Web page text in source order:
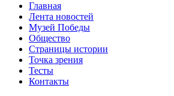
Главная
Лента новостей
Музей Победы
Общество
Страницы истории
Точка зрения
Тесты
Контакты